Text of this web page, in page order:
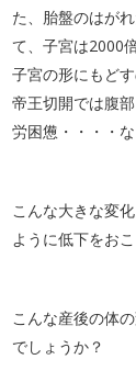
た、胎盤のはが
て、子宮は2000
子宮の形にもど
帝王切開では腹
労困憊・・・・な
こんな大きな変
ように低下をおこ
こんな産後の体
でしょうか？